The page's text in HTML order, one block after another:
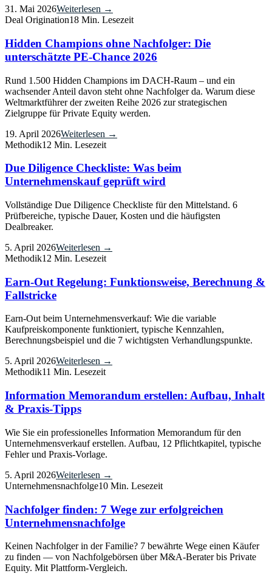
31. Mai 2026Weiterlesen →
Deal Origination18 Min. Lesezeit
Hidden Champions ohne Nachfolger: Die
unterschätzte PE-Chance 2026
Rund 1.500 Hidden Champions im DACH-Raum – und ein
wachsender Anteil davon steht ohne Nachfolger da. Warum diese
Weltmarktführer der zweiten Reihe 2026 zur strategischen
Zielgruppe für Private Equity werden.
19. April 2026Weiterlesen →
Methodik12 Min. Lesezeit
Due Diligence Checkliste: Was beim
Unternehmenskauf geprüft wird
Vollständige Due Diligence Checkliste für den Mittelstand. 6
Prüfbereiche, typische Dauer, Kosten und die häufigsten
Dealbreaker.
5. April 2026Weiterlesen →
Methodik12 Min. Lesezeit
Earn-Out Regelung: Funktionsweise, Berechnung &
Fallstricke
Earn-Out beim Unternehmensverkauf: Wie die variable
Kaufpreiskomponente funktioniert, typische Kennzahlen,
Berechnungsbeispiel und die 7 wichtigsten Verhandlungspunkte.
5. April 2026Weiterlesen →
Methodik11 Min. Lesezeit
Information Memorandum erstellen: Aufbau, Inhalt
& Praxis-Tipps
Wie Sie ein professionelles Information Memorandum für den
Unternehmensverkauf erstellen. Aufbau, 12 Pflichtkapitel, typische
Fehler und Praxis-Vorlage.
5. April 2026Weiterlesen →
Unternehmensnachfolge10 Min. Lesezeit
Nachfolger finden: 7 Wege zur erfolgreichen
Unternehmensnachfolge
Keinen Nachfolger in der Familie? 7 bewährte Wege einen Käufer
zu finden — von Nachfolgebörsen über M&A-Berater bis Private
Equity. Mit Plattform-Vergleich.